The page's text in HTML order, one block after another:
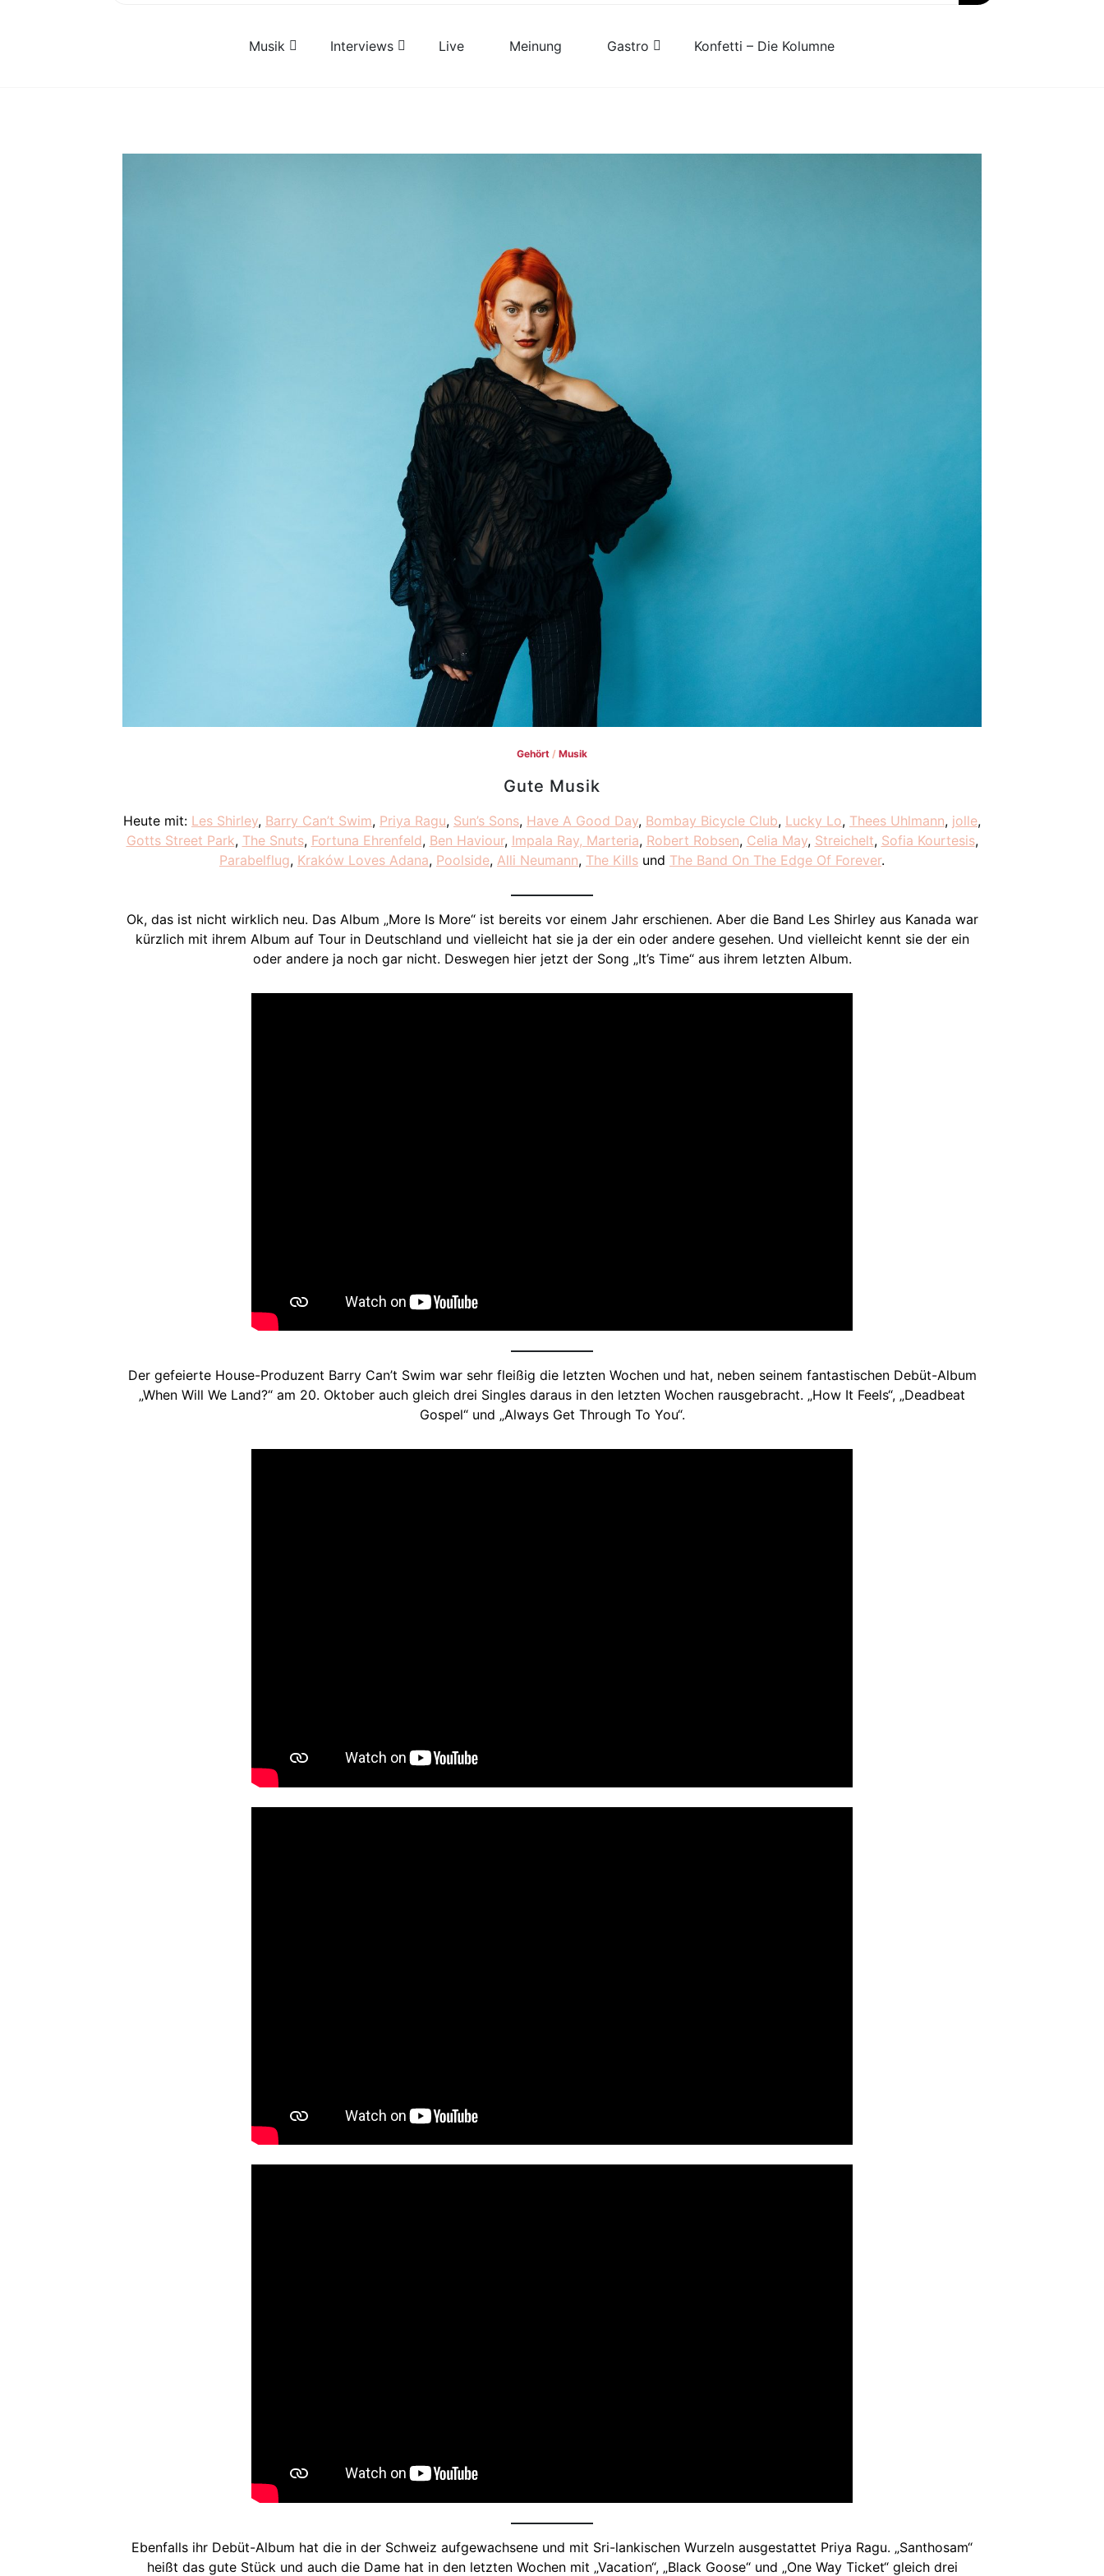
Musik Interviews Live Meinung Gastro Konfetti – Die Kolumne
Gehört / Musik
Gute Musik
Heute mit: Les Shirley, Barry Can’t Swim, Priya Ragu, Sun’s Sons, Have A Good Day, Bombay Bicycle Club, Lucky Lo, Thees Uhlmann, jolle,
Gotts Street Park, The Snuts, Fortuna Ehrenfeld, Ben Haviour, Impala Ray, Marteria, Robert Robsen, Celia May, Streichelt, Sofia Kourtesis,
Parabelflug, Kraków Loves Adana, Poolside, Alli Neumann, The Kills und The Band On The Edge Of Forever.
Ok, das ist nicht wirklich neu. Das Album „More Is More“ ist bereits vor einem Jahr erschienen. Aber die Band Les Shirley aus Kanada war
kürzlich mit ihrem Album auf Tour in Deutschland und vielleicht hat sie ja der ein oder andere gesehen. Und vielleicht kennt sie der ein
oder andere ja noch gar nicht. Deswegen hier jetzt der Song „It’s Time“ aus ihrem letzten Album.
Der gefeierte House-Produzent Barry Can’t Swim war sehr fleißig die letzten Wochen und hat, neben seinem fantastischen Debüt-Album
„When Will We Land?“ am 20. Oktober auch gleich drei Singles daraus in den letzten Wochen rausgebracht. „How It Feels“, „Deadbeat
Gospel“ und „Always Get Through To You“.
Ebenfalls ihr Debüt-Album hat die in der Schweiz aufgewachsene und mit Sri-lankischen Wurzeln ausgestattet Priya Ragu. „Santhosam“
heißt das gute Stück und auch die Dame hat in den letzten Wochen mit „Vacation“, „Black Goose“ und „One Way Ticket“ gleich drei